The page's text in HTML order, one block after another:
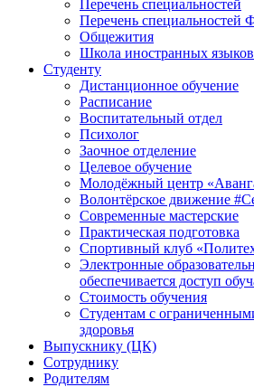
Перечень специальностей
Перечень специальностей
Общежития
Школа иностранных языков
Студенту
Дистанционное обучение
Расписание
Воспитательный отдел
Психолог
Заочное отделение
Целевое обучение
Молодёжный центр
Волонтёрское движение
Современные мастерские
Практическая подготовка
Спортивный клуб
Электронные
обеспечивается доступ
Стоимость обучения
Студентам с
здоровья
Выпускнику (ЦК)
Сотруднику
Родителям